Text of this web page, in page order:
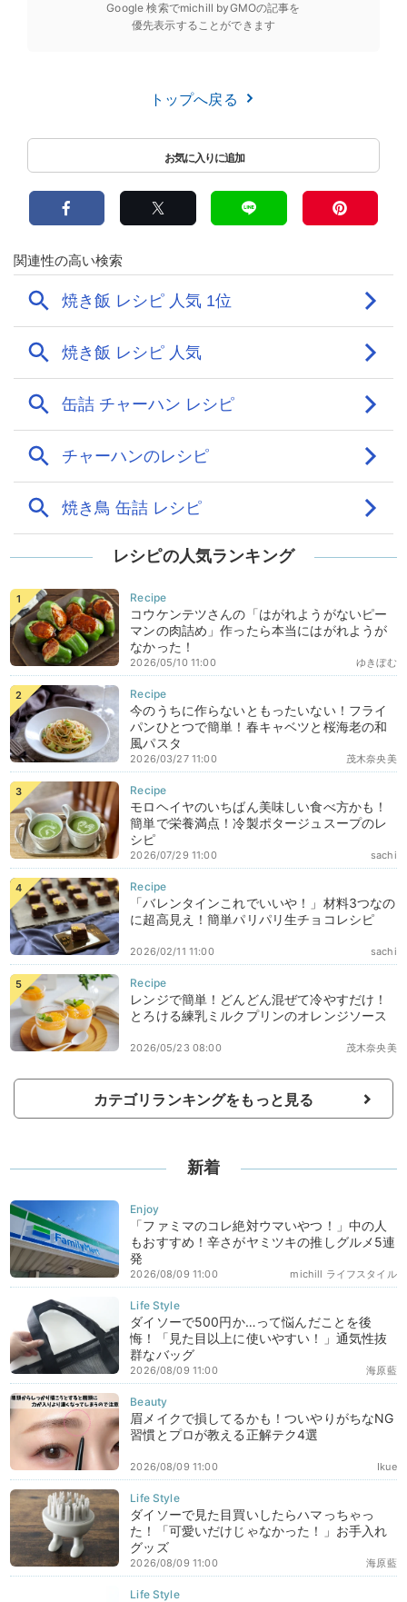
Google 検索でmichill byGMOの記事を
優先表示することができます
トップへ戻る
レシピの人気ランキング
コウケンテツさんの「はがれようがないピー
マンの肉詰め」作ったら本当にはがれようが
なかった！
ゆきぼむ
2026/05/10 11:00
今のうちに作らないともったいない！フライ
パンひとつで簡単！春キャベツと桜海老の和
風パスタ
茂木奈央美
2026/03/27 11:00
モロヘイヤのいちばん美味しい食べ方かも！
簡単で栄養満点！冷製ポタージュスープのレ
シピ
sachi
2026/07/29 11:00
「バレンタインこれでいいや！」材料3つなの
に超高見え！簡単パリパリ生チョコレシピ
sachi
2026/02/11 11:00
レンジで簡単！どんどん混ぜて冷やすだけ！
とろける練乳ミルクプリンのオレンジソース
茂木奈央美
2026/05/23 08:00
カテゴリランキングをもっと見る
新着
「ファミマのコレ絶対ウマいやつ！」中の人
もおすすめ！辛さがヤミツキの推しグルメ5連
発
michill ライフスタイル
2026/08/09 11:00
ダイソーで500円か…って悩んだことを後
悔！「見た目以上に使いやすい！」通気性抜
群なバッグ
海原藍
2026/08/09 11:00
眉メイクで損してるかも！ついやりがちなNG
習慣とプロが教える正解テク4選
Ikue
2026/08/09 11:00
ダイソーで見た目買いしたらハマっちゃっ
た！「可愛いだけじゃなかった！」お手入れ
グッズ
海原藍
2026/08/09 11:00